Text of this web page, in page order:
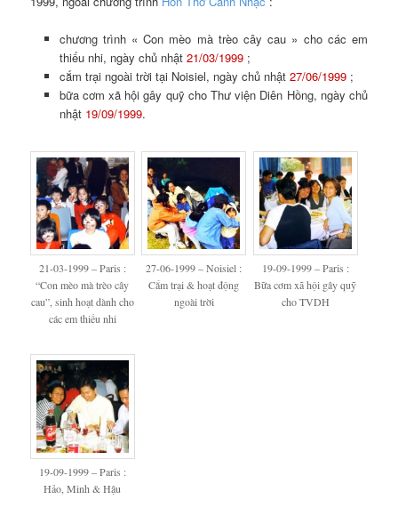
chương trình « Con mèo mà trèo cây cau » cho các em
thiếu nhi, ngày chủ nhật 21/03/1999;
cắm trại ngoài trời tại Noisiel, ngày chủ nhật 27/06/1999;
bữa cơm xã hội gây quỹ cho Thư viện Diên Hồng, ngày chủ
nhật 19/09/1999.
21-03-1999 – Paris :
“Con mèo mà trèo cây
cau”, sinh hoạt dành cho
các em thiếu nhi
27-06-1999 – Noisiel :
Cắm trại & hoạt động
ngoài trời
19-09-1999 – Paris :
Bữa cơm xã hội gây quỹ
cho TVDH
19-09-1999 – Paris :
Hảo, Minh & Hậu